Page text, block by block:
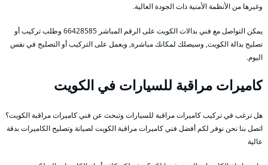
وغيرها من الأنظمة الأمنية ذات الجودة العالية.
يمكن التواصل مع فني بدالات الكويت على الرقم المباشر 66428585 وطلب تركيب أو
تصليح بدالة الكويت, وسيصلك لمكانك مباشرة, ويعمل على التركيب أو التصليح في نفس
اليوم.
كاميرات مراقبة للسيارات في الكويت
هل ترغب في تركيب كاميرات مراقبة للسيارات وتبحث عن فني كاميرات مراقبة الكويت؟
اتصل بنا نحن نوفر لكم أفضل فني كاميرات مراقبة الكويت لصيانة وتصليح الكاميرات بدقة
عالية